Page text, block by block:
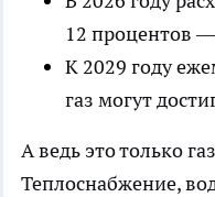
12 процентов
К 2029 году
газ могут
А ведь это только
Теплоснабжение,